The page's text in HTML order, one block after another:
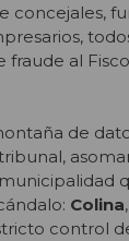
concejales,
fraude al
de
Colina
control